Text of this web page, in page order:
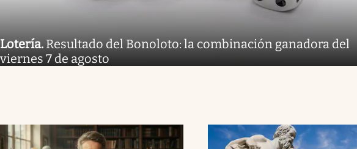
Lotería. Resultado del Bonoloto: la combinación ganadora del
viernes 7 de agosto